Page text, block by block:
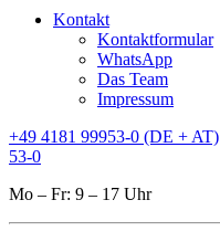
Kontakt
Kontaktformular
WhatsApp
Das Team
Impressum
+49 4181 99953-0 (DE + AT)
53-0
Mo – Fr: 9 – 17 Uhr